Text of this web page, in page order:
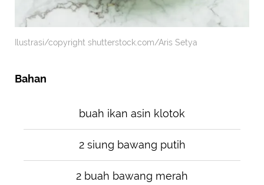
Ilustrasi/copyright shutterstock.com/Aris Setya
Bahan
buah ikan asin klotok
2 siung bawang putih
2 buah bawang merah